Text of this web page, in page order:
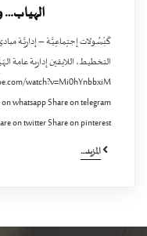
الهياب…
كَبْسُـولات إجتِماعِيَّـة – إداريَّـة
التخطيط، اللايقين إدارية عامة
whatsapp Share on telegram
on twitter Share on pinterest
المزيد...